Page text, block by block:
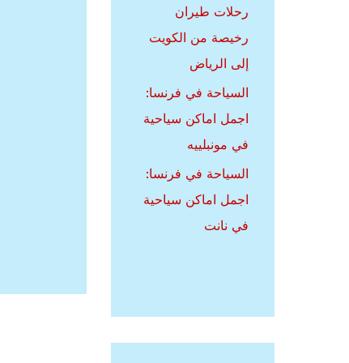
رحلات طيران
رخيصة من الكويت
إلى الرياض
السياحة في فرنسا:
اجمل اماكن سياحية
في مونبلييه
السياحة في فرنسا:
اجمل اماكن سياحية
في نانت